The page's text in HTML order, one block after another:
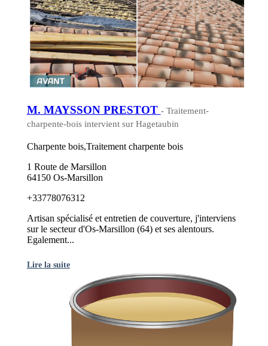
M. MAYSSON PRESTOT - Traitement-
charpente-bois intervient sur Hagetaubin
Charpente bois,Traitement charpente bois
1 Route de Marsillon
64150 Os-Marsillon
+33778076312
Artisan spécialisé et entretien de couverture, j'interviens
sur le secteur d'Os-Marsillon (64) et ses alentours.
Egalement...
Lire la suite